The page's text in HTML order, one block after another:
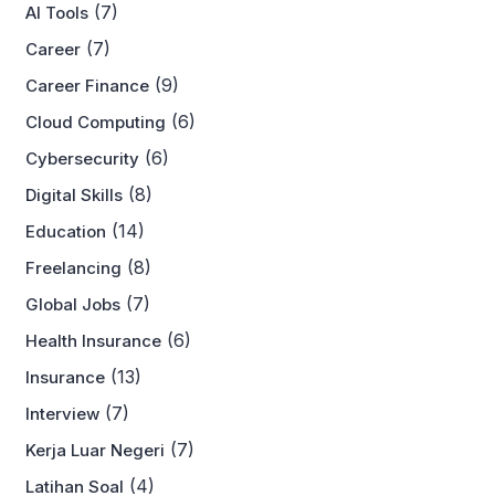
AI Tools (7)
Career (7)
Career Finance (9)
Cloud Computing (6)
Cybersecurity (6)
Digital Skills (8)
Education (14)
Freelancing (8)
Global Jobs (7)
Health Insurance (6)
Insurance (13)
Interview (7)
Kerja Luar Negeri (7)
Latihan Soal (4)